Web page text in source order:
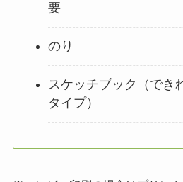
要
のり
スケッチブック（でき
タイプ）